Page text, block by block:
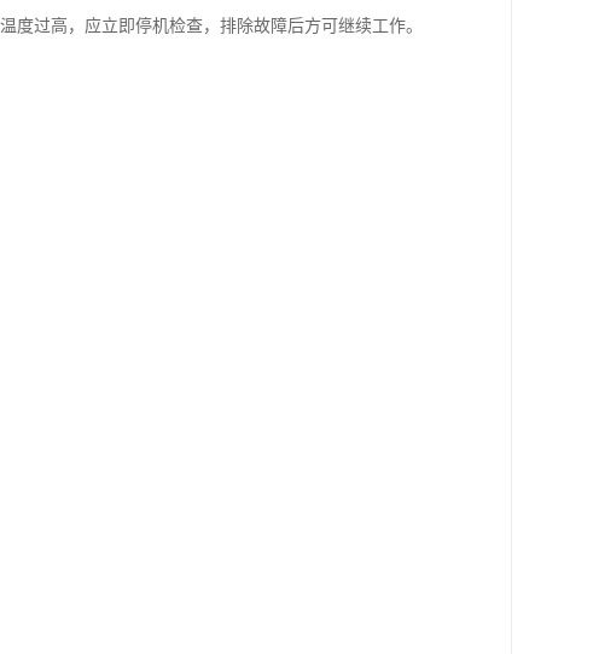
过高，应立即停机检查，排除故障后方可继续工作。